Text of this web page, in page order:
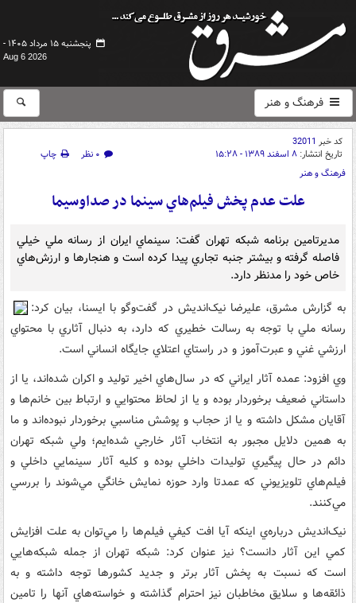
پنجشنبه ۱۵ مرداد ۱۴۰۵ -
Aug 6 2026
فرهنگ و هنر
کد خبر 32011
تاریخ انتشار: ۸ اسفند ۱۳۸۹ - ۱۵:۲۸ ۰ نظر
چاپ
فرهنگ و هنر
علت عدم پخش فيلم‌هاي سينما در صداوسيما
مديرتامين برنامه‌ شبکه تهران گفت: سينماي ايران از رسانه ملي خيلي
فاصله گرفته و بيشتر جنبه تجاري پيدا کرده است و هنجارها و ارزش‌هاي
خاص خود را مدنظر دارد.
به گزارش مشرق، عليرضا نيک‌انديش در گفت‌وگو با ايسنا، بيان کرد:
رسانه ملي با توجه به رسالت خطيري که دارد، به دنبال آثاري با محتواي
ارزشي غني و عبرت‌آموز و در راستاي اعتلاي جايگاه انساني است.
وي افزود: عمده آثار ايراني که در سال‌هاي اخير توليد و اکران شده‌اند، يا از
داستاني ضعيف برخوردار بوده و يا از لحاظ محتوايي و ارتباط بين خانم‌ها و
آقايان مشکل داشته و يا از حجاب و پوشش مناسبي برخوردار نبوده‌اند و ما
به همين دلايل مجبور به انتخاب آثار خارجي شده‌ايم؛ ولي شبکه تهران
دائم در حال پيگيري توليدات داخلي بوده و کليه آثار سينمايي داخلي و
فيلم‌هاي تلويزيوني که عمدتا وارد حوزه نمايش خانگي مي‌شوند را بررسي
مي‌کنند.
نيک‌انديش درباره‌ي اينکه آيا افت کيفي فيلم‌ها را مي‌توان به علت افزايش
کمي اين آثار دانست؟ نيز عنوان کرد: شبکه تهران از جمله شبکه‌هايي
است که نسبت به پخش آثار برتر و جديد کشورها توجه داشته و به
ذائقه‌ها و سلايق مخاطبان نيز احترام گذاشته و خواسته‌هاي آنها را تامين